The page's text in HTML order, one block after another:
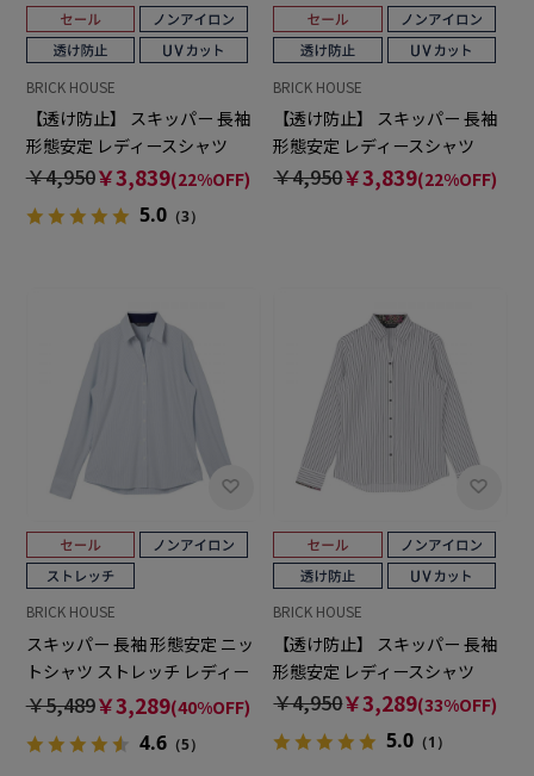
BRICK HOUSE
【透け防止】 スキッパー 長袖
形態安定 レディースシャツ
￥4,950￥3,839(22%OFF)
5.0（3）
BRICK HOUSE
【透け防止】 スキッパー 長袖
形態安定 レディースシャツ
￥4,950￥3,839(22%OFF)
BRICK HOUSE
スキッパー 長袖 形態安定 ニッ
トシャツ ストレッチ レディー
ス
￥5,489￥3,289(40%OFF)
4.6（5）
BRICK HOUSE
【透け防止】 スキッパー 長袖
形態安定 レディースシャツ
￥4,950￥3,289(33%OFF)
5.0 （1）